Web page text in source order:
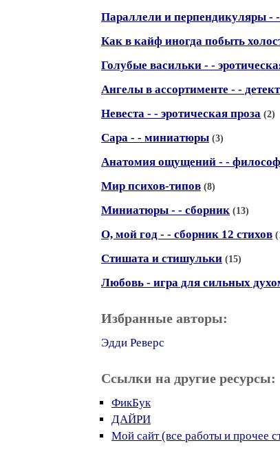
Параллели и перпендикуляры -
Как в кайф иногда побыть
Голубые васильки - -
Ангелы в ассортименте - -
Невеста - - эротическая проза (2)
Сара - - миниатюры (3)
Анатомия ощущений - -
Мир психов-типов (8)
Миниатюры - - сборник (13)
О, мой год - - сборник 12 стихов
Стишата и стишульки (15)
Любовь - игра для сильных
Избранные авторы:
Эдди Реверс
Ссылки на другие ресурсы:
ФикБук
ДАЙРИ
Мой сайт (все работы и прочее